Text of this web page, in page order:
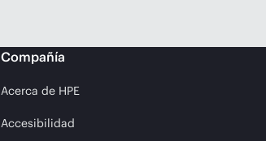
Compañía
Acerca de HPE
Accesibilidad